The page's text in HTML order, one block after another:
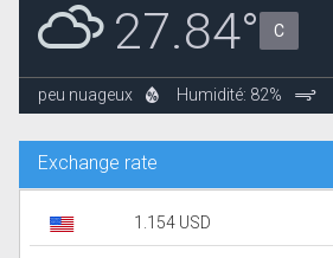
27.84° C
peu nuageux Humidité: 82%
Exchange rate
1.154 USD